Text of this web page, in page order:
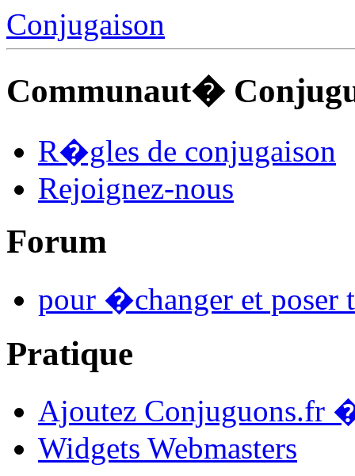
Conjugaison
Communaut�
R�gles de conjugaison
Rejoignez-nous
Forum
pour �changer et poser
Pratique
Ajoutez Conjuguons.fr
Widgets Webmasters